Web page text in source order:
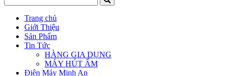
Trang chủ
Giới Thiệu
Sản Phẩm
Tin Tức
HÀNG GIA DỤNG
MÁY HÚT ẨM
Điện Máy Minh An